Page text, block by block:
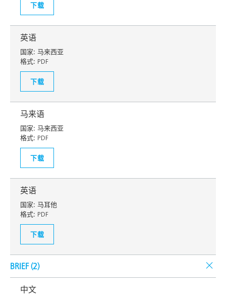
下载
英语
国家: 马来西亚
格式: PDF
下载
马来语
国家: 马来西亚
格式: PDF
下载
英语
国家: 马耳他
格式: PDF
下载
BRIEF (2)
中文